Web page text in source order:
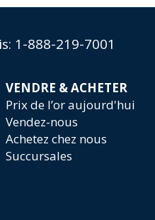
1-888-219-7001
VENDRE & ACHETER
Prix de l’or aujourd'hui
Vendez-nous
Achetez chez nous
Succursales